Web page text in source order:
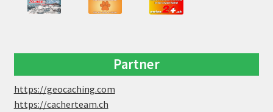
Partner
https://geocaching.com
https://cacherteam.ch